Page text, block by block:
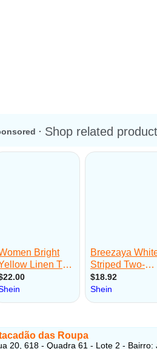
das Roupa
20, 618 - Quadra 61 - Lote 2 -